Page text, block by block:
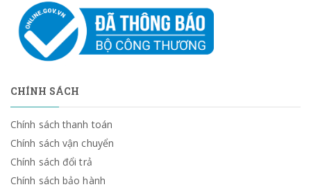
CHÍNH SÁCH
Chính sách thanh toán
Chính sách vận chuyển
Chính sách đổi trả
Chính sách bảo hành